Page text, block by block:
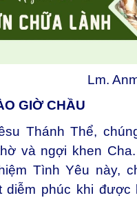
Lm.
GIỜ CHẦU
Thánh Thể,
và ngợi khen
Tình Yêu này,
diễm phúc khi được